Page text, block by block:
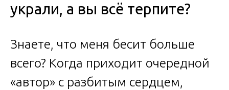
украли, а вы всё терпите?
Знаете, что меня бесит больше
всего? Когда приходит очередной
«автор» с разбитым сердцем,